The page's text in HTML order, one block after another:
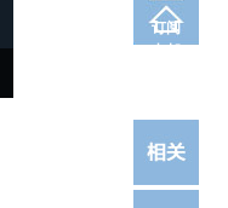
订阅
电邮